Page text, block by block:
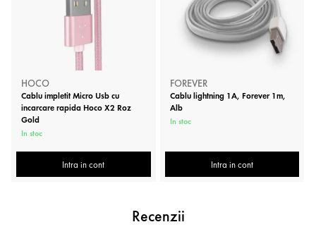
HOCO
Cablu impletit Micro Usb cu
incarcare rapida Hoco X2 Roz
Gold
In stoc
Intra in cont
FOREVER
Cablu lightning 1A, Forever 1m,
Alb
In stoc
Intra in cont
Recenzii